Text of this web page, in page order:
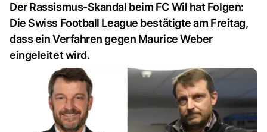
Der Rassismus-Skandal beim FC Wil hat Folgen:
Die Swiss Football League bestätigte am Freitag,
dass ein Verfahren gegen Maurice Weber
eingeleitet wird.